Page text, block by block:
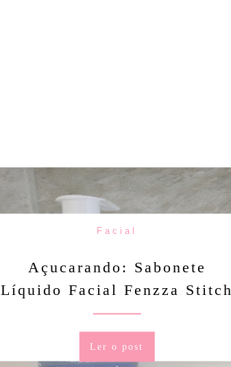
Facial
Açucarando: Sabonete
Líquido Facial Fenzza Stitch
Ler o post